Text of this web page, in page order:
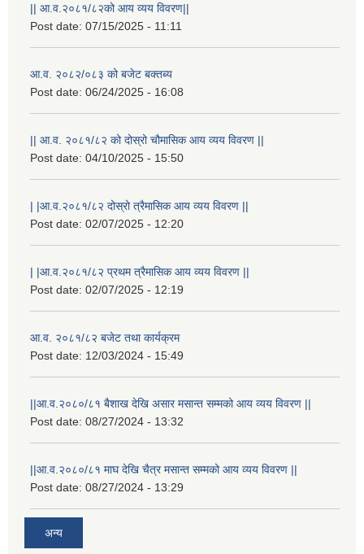
|| आ.व.२०८१/८२को आय व्यय विवरण||
Post date: 07/15/2025 - 11:11
आ.व. २०८२/०८३ को बजेट बक्तब्य
Post date: 06/24/2025 - 16:08
|| आ.व. २०८१/८२ को दोस्रो चौमासिक आय व्यय विवरण ||
Post date: 04/10/2025 - 15:50
| |आ.व.२०८१/८२ दोस्रो त्रैमासिक आय व्यय विवरण ||
Post date: 02/07/2025 - 12:20
| |आ.व.२०८१/८२ प्रथम त्रैमासिक आय व्यय विवरण ||
Post date: 02/07/2025 - 12:19
आ.व. २०८१/८२ बजेट तथा कार्यक्रम
Post date: 12/03/2024 - 15:49
||आ.व.२०८०/८१ बैशाख देखि असार मसान्त सम्मको आय व्यय विवरण ||
Post date: 08/27/2024 - 13:32
||आ.व.२०८०/८१ माघ देखि चैत्र मसान्त सम्मको आय व्यय विवरण ||
Post date: 08/27/2024 - 13:29
अन्य